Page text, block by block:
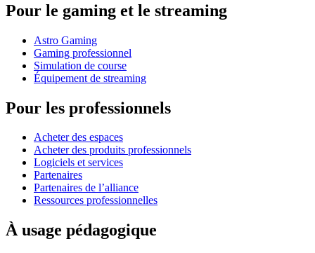
Pour le gaming et le streaming
Astro Gaming
Gaming professionnel
Simulation de course
Équipement de streaming
Pour les professionnels
Acheter des espaces
Acheter des produits professionnels
Logiciels et services
Partenaires
Partenaires de l’alliance
Ressources professionnelles
À usage pédagogique